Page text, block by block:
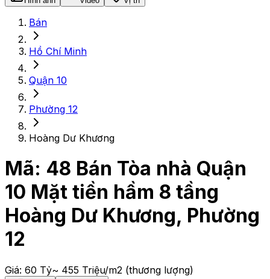
Bán
Hồ Chí Minh
Quận 10
Phường 12
Hoàng Dư Khương
Mã: 48 Bán Tòa nhà Quận
10 Mặt tiền hầm 8 tầng
Hoàng Dư Khương, Phường
12
Giá: 60 Tỷ~ 455 Triệu/m2 (thương lượng)